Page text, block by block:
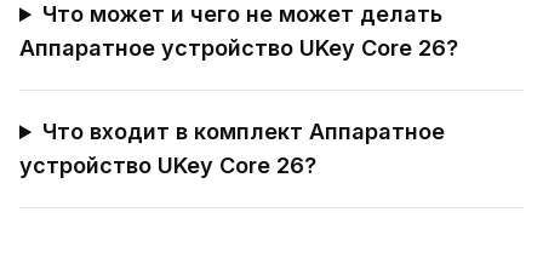
Что может и чего не может делать
Аппаратное устройство UKey Core 26?
Что входит в комплект Аппаратное
устройство UKey Core 26?